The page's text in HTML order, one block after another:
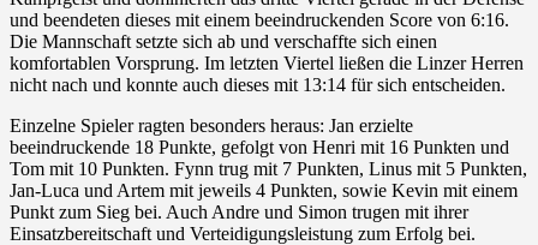
und beendeten dieses mit einem beeindruckenden Score von 6:16.
Die Mannschaft setzte sich ab und verschaffte sich einen
komfortablen Vorsprung. Im letzten Viertel ließen die Linzer Herren
nicht nach und konnte auch dieses mit 13:14 für sich entscheiden.
Einzelne Spieler ragten besonders heraus: Jan erzielte
beeindruckende 18 Punkte, gefolgt von Henri mit 16 Punkten und
Tom mit 10 Punkten. Fynn trug mit 7 Punkten, Linus mit 5 Punkten,
Jan-Luca und Artem mit jeweils 4 Punkten, sowie Kevin mit einem
Punkt zum Sieg bei. Auch Andre und Simon trugen mit ihrer
Einsatzbereitschaft und Verteidigungsleistung zum Erfolg bei.